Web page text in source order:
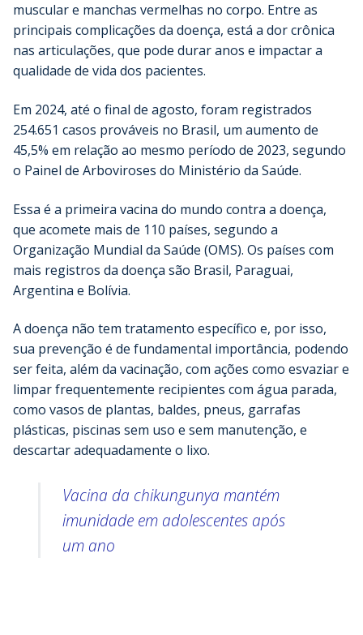
muscular e manchas vermelhas no corpo. Entre as
principais complicações da doença, está a dor crônica
nas articulações, que pode durar anos e impactar a
qualidade de vida dos pacientes.
Em 2024, até o final de agosto, foram registrados
254.651 casos prováveis no Brasil, um aumento de
45,5% em relação ao mesmo período de 2023, segundo
o Painel de Arboviroses do Ministério da Saúde.
Essa é a primeira vacina do mundo contra a doença,
que acomete mais de 110 países, segundo a
Organização Mundial da Saúde (OMS). Os países com
mais registros da doença são Brasil, Paraguai,
Argentina e Bolívia.
A doença não tem tratamento específico e, por isso,
sua prevenção é de fundamental importância, podendo
ser feita, além da vacinação, com ações como esvaziar e
limpar frequentemente recipientes com água parada,
como vasos de plantas, baldes, pneus, garrafas
plásticas, piscinas sem uso e sem manutenção, e
descartar adequadamente o lixo.
Vacina da chikungunya mantém
imunidade em adolescentes após
um ano